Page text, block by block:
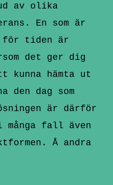
av olika
En som är
för tiden är
det ger dig
hämta ut
den dag som
är därför
fall även
Å andra